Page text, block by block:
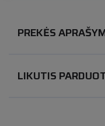
PREKĖS
LIKUTIS